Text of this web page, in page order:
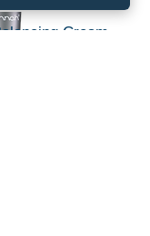
Cream